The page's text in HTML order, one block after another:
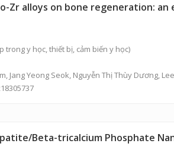
alloys on bone regeneration: an
trong y học, thiết bị, cảm biến y học)
Jang Yeong Seok, Nguyễn Thị Thùy Dương,
Beta-tricalcium Phosphate